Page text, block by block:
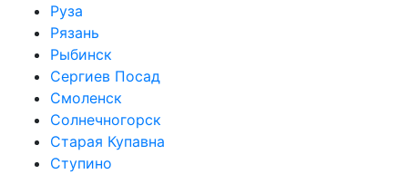
Руза
Рязань
Рыбинск
Сергиев Посад
Смоленск
Солнечногорск
Старая Купавна
Ступино